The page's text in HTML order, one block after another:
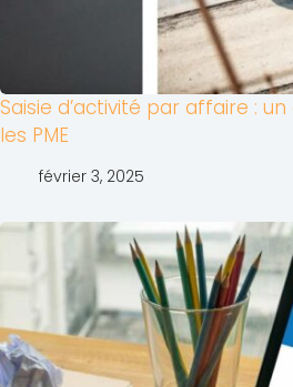
Saisie d’activité par affaire :
les PME
février 3, 2025